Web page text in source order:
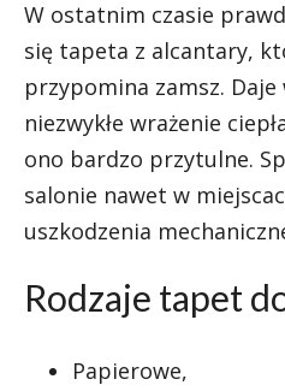
W ostatnim czasie
się tapeta z alcantary,
przypomina zamsz.
niezwykłe wrażenie
ono bardzo przytulne.
salonie nawet w
uszkodzenia
Rodzaje tapet
Papierowe,